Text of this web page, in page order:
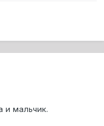
и мальчик.